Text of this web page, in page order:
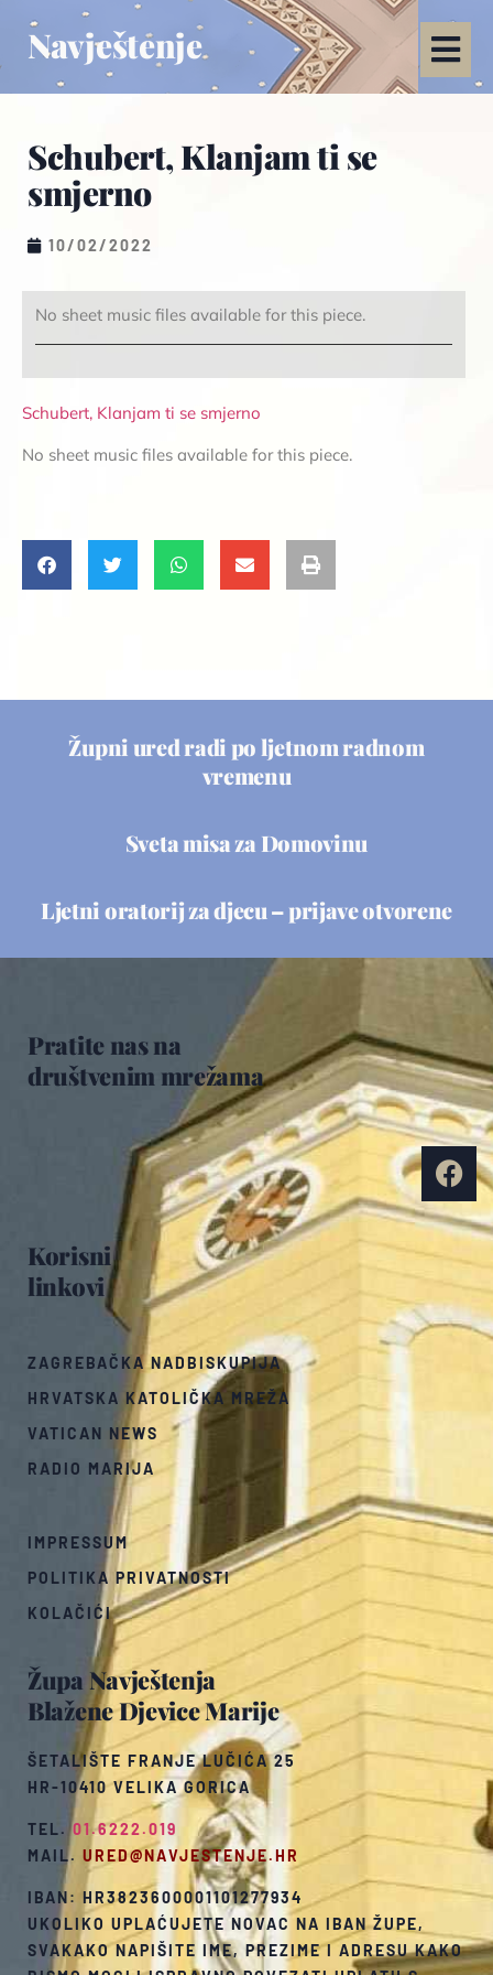
Navještenje
Schubert, Klanjam ti se
smjerno
10/02/2022
No sheet music files available for this piece.
Schubert, Klanjam ti se smjerno
No sheet music files available for this piece.
Župni ured radi po ljetnom radnom
vremenu
Sveta misa za Domovinu
Ljetni oratorij za djecu – prijave otvorene
Župa Navještenja
Blažene Djevice Marije
ŠETALIŠTE FRANJE LUČIĆA 25
HR-10410 VELIKA GORICA
TEL.01.6222.019
MAIL. URED@NAVJESTENJE.HR
IBAN: HR3823600001101277934
UKOLIKO UPLAĆUJETE NOVAC NA IBAN ŽUPE,
SVAKAKO NAPIŠITE IME, PREZIME I ADRESU KAKO
Korisni
linkovi
ZAGREBAČKA NADBISKUPIJA
HRVATSKA KATOLIČKA MREŽA
VATICAN NEWS
RADIO MARIJA
IMPRESSUM
POLITIKA PRIVATNOSTI
KOLAČIĆI
Pratite nas na
društvenim mrežama